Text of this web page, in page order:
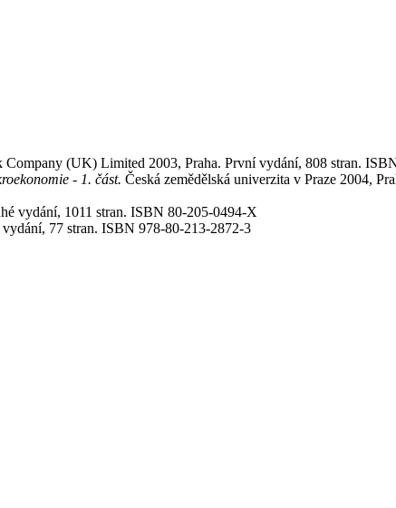
(UK) Limited 2003, Praha. První vydání, 808 stran.
- 1. část. Česká zemědělská univerzita v Praze 2004,
vydání, 1011 stran. ISBN 80-205-0494-X
77 stran. ISBN 978-80-213-2872-3